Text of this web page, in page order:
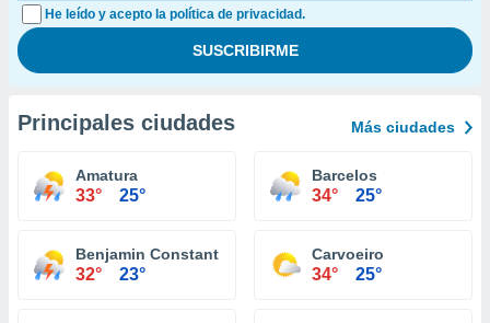
He leído y acepto la política de privacidad.
Principales ciudades Más ciudades
Amatura
33° 25°
Barcelos
34° 25°
Benjamin Constant
32° 23°
Carvoeiro
34° 25°